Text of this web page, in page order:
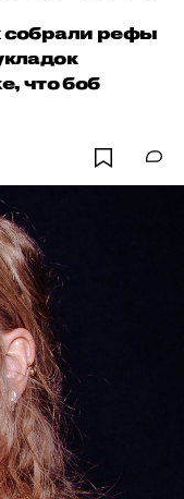
собрали рефы
что боб